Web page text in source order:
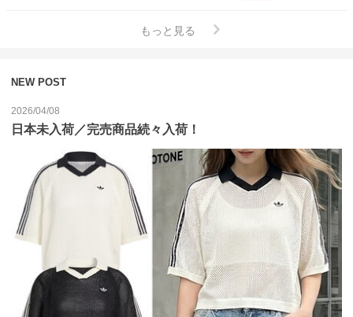
もっと見る
NEW POST
2026/04/08
日本未入荷／完売商品続々入荷！